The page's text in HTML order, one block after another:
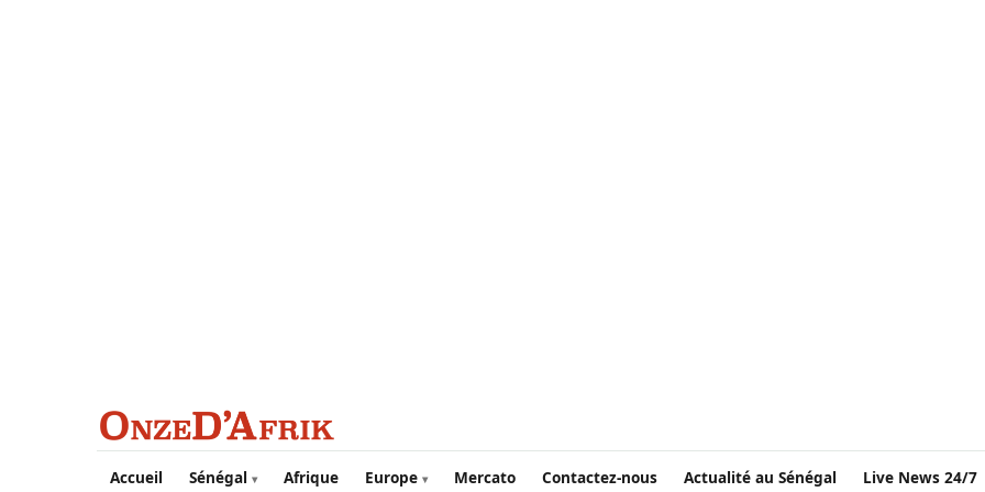
Aller au contenu principal
Accueil Sénégal Afrique Europe Mercato Contactez-nous Actualité au Sénégal Live News 24/7